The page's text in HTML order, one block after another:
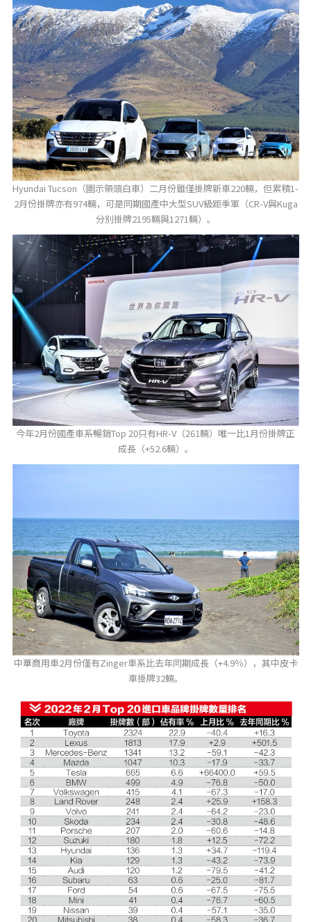
Hyundai Tucson（圖示領頭白車）二月份雖僅掛牌新車220輛，但累積1-
2月份掛牌亦有974輛，可是同期國產中大型SUV級距季軍（CR-V與Kuga
分別掛牌2195輛與1271輛）。
今年2月份國產車系暢銷Top 20只有HR-V（261輛）唯一比1月份掛牌正
成長（+52.6輛）。
中華商用車2月份僅有Zinger車系比去年同期成長（+4.9％），其中皮卡
車掛牌32輛。